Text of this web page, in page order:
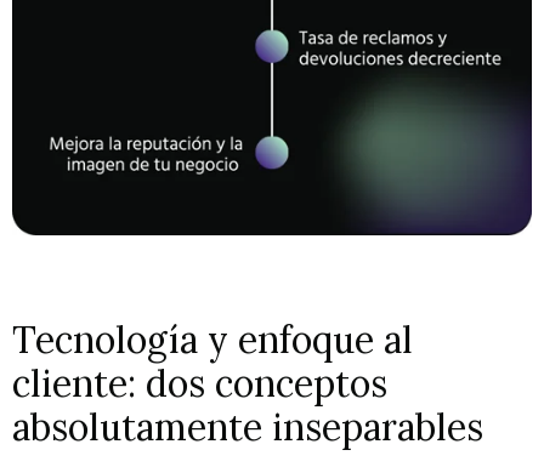
Tecnología y enfoque al
cliente: dos conceptos
absolutamente inseparables